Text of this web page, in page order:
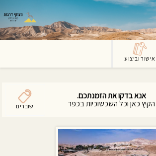
אישור וביצוע
אנא בדקו את הזמנתכם.
הקיץ כאן וכל השכשוכיות בכפר
לב: אם תרצו להזמין סוג חדר
ספציפי תוכלו לעשות זאת תחת
לשונית "אפשרויות לינה".
*ההזמנות לא כוללות ארוחות.
שוברים